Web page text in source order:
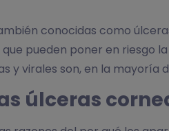
conocidas como
pueden poner en riesgo
y virales son, en la mayoría
úlceras